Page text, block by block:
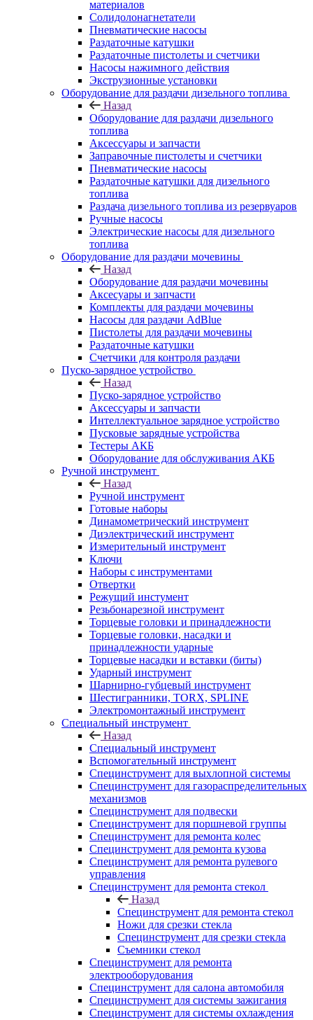
материалов
Солидолонагнетатели
Пневматические насосы
Раздаточные катушки
Раздаточные пистолеты и счетчики
Насосы нажимного действия
Экструзионные установки
Оборудование для раздачи дизельного топлива
Назад
Оборудование для раздачи дизельного
топлива
Аксессуары и запчасти
Заправочные пистолеты и счетчики
Пневматические насосы
Раздаточные катушки для дизельного
топлива
Раздача дизельного топлива из резервуаров
Ручные насосы
Электрические насосы для дизельного
топлива
Оборудование для раздачи мочевины
Назад
Оборудование для раздачи мочевины
Аксесуары и запчасти
Комплекты для раздачи мочевины
Насосы для раздачи AdBlue
Пистолеты для раздачи мочевины
Раздаточные катушки
Счетчики для контроля раздачи
Пуско-зарядное устройство
Назад
Пуско-зарядное устройство
Аксессуары и запчасти
Интеллектуальное зарядное устройство
Пусковые зарядные устройства
Тестеры АКБ
Оборудование для обслуживания АКБ
Ручной инструмент
Назад
Ручной инструмент
Готовые наборы
Динамометрический инструмент
Диэлектрический инструмент
Измерительный инструмент
Ключи
Наборы с инструментами
Отвертки
Режущий инстумент
Резьбонарезной инструмент
Торцевые головки и принадлежности
Торцевые головки, насадки и
принадлежности ударные
Торцевые насадки и вставки (биты)
Ударный инструмент
Шарнирно-губцевый инструмент
Шестигранники, TORX, SPLINE
Электромонтажный инструмент
Специальный инструмент
Назад
Специальный инструмент
Вспомогательный инструмент
Специнструмент для выхлопной системы
Специнструмент для газораспределительных
механизмов
Специнструмент для подвески
Специнструмент для поршневой группы
Специнструмент для ремонта колес
Специнструмент для ремонта кузова
Специнструмент для ремонта рулевого
управления
Специнструмент для ремонта стекол
Назад
Специнструмент для ремонта стекол
Ножи для срезки стекла
Специнструмент для срезки стекла
Съемники стекол
Специнструмент для ремонта
электрооборудования
Специнструмент для салона автомобиля
Специнструмент для системы зажигания
Специнструмент для системы охлаждения